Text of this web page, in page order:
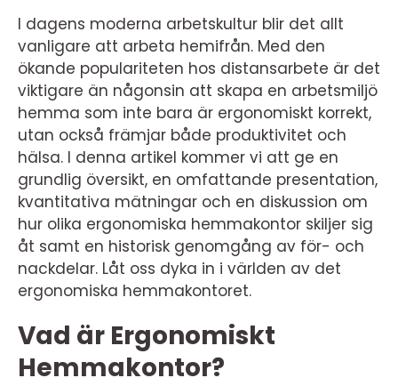
I dagens moderna arbetskultur blir det allt
vanligare att arbeta hemifrån. Med den
ökande populariteten hos distansarbete är det
viktigare än någonsin att skapa en arbetsmiljö
hemma som inte bara är ergonomiskt korrekt,
utan också främjar både produktivitet och
hälsa. I denna artikel kommer vi att ge en
grundlig översikt, en omfattande presentation,
kvantitativa mätningar och en diskussion om
hur olika ergonomiska hemmakontor skiljer sig
åt samt en historisk genomgång av för- och
nackdelar. Låt oss dyka in i världen av det
ergonomiska hemmakontoret.
Vad är Ergonomiskt
Hemmakontor?